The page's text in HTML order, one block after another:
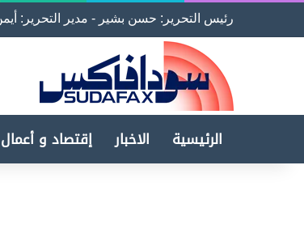
رئيس التحرير: حسن بشير - مدير التحرير:
الرئيسية الاخبار إقتصاد و أعمال